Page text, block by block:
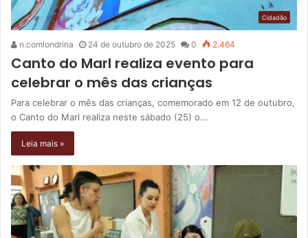
Cidadão
n.comlondrina 24 de outubro de 2025 0 2.464
Canto do Marl realiza evento para
celebrar o mês das crianças
Para celebrar o mês das crianças, comemorado em 12 de outubro,
o Canto do Marl realiza neste sábado (25) o…
Leia mais »